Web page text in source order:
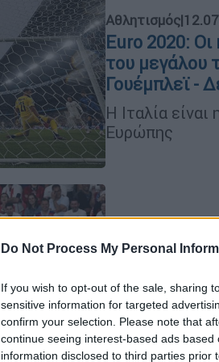
Do Not Process My Personal
If you wish to opt-out of the sale, sharing
sensitive information for targeted
confirm your selection. Please note that
continue seeing interest-based ads
information disclosed to third parties
Αθλητισμός|
Euro 2020:
του μεγάλου
Γουέμπλεϊ -
Η Ιταλία
Ευρώπης
Euro 2020:
χώρο του
1-1 ήταν το
της εισβολής